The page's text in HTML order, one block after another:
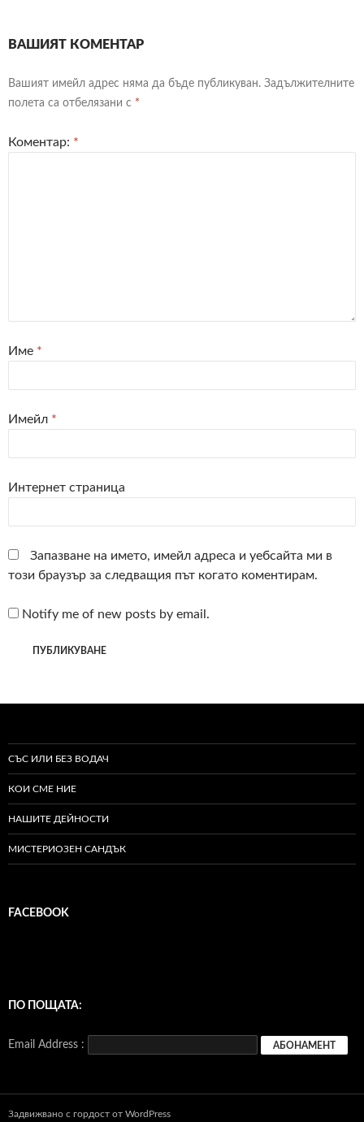
ВАШИЯТ КОМЕНТАР
Вашият имейл адрес няма да бъде публикуван. Задължителните
полета са отбелязани с *
Коментар: *
Име *
Имейл *
Интернет страница
Запазване на името, имейл адреса и уебсайта ми в
този браузър за следващия път когато коментирам.
Notify me of new posts by email.
СЪС ИЛИ БЕЗ ВОДАЧ
КОИ СМЕ НИЕ
НАШИТЕ ДЕЙНОСТИ
МИСТЕРИОЗЕН САНДЪК
FACEBOOK
ПО ПОЩАТА:
Email Address :
Задвижвано с гордост от WordPress